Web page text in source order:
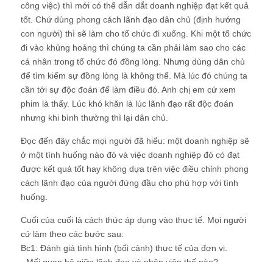
công việc) thì mới có thể dẫn dắt doanh nghiệp đạt kết quả
tốt. Chứ dùng phong cách lãnh đạo dân chủ (định hướng
con người) thì sẽ làm cho tổ chức đi xuống. Khi một tổ chức
đi vào khủng hoảng thì chúng ta cần phải làm sao cho các
cá nhân trong tổ chức đó đồng lòng. Nhưng dùng dân chủ
để tìm kiếm sự đồng lòng là không thể. Mà lúc đó chúng ta
cần tới sự độc đoán để làm điều đó. Anh chị em cứ xem
phim là thấy. Lúc khó khăn là lúc lãnh đạo rất độc đoán
nhưng khi bình thường thì lại dân chủ.
Đọc đến đây chắc mọi người đã hiểu: một doanh nghiệp sẽ
ở một tình huống nào đó và việc doanh nghiệp đó có đạt
được kết quả tốt hay không dựa trên việc điều chỉnh phong
cách lãnh đạo của người đứng đầu cho phù hợp với tình
huống.
Cuối của cuối là cách thức áp dụng vào thực tế. Mọi người
cứ làm theo các bước sau:
Bc1: Đánh giá tình hình (bối cảnh) thực tế của đơn vị.